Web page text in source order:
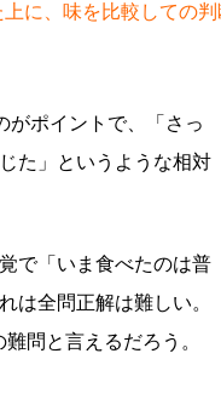
に、味を比較しての
がポイントで、「さっ
た」というような相対
で「いま食べたのは普
は全問正解は難しい。
問と言えるだろう。